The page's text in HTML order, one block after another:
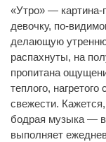
«Утро» — картина-
девочку, по-
делающую
распахнуты, на
пропитана
теплого,
свежести. Кажется,
бодрая музыка —
выполняет